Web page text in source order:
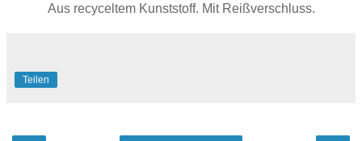
Aus recyceltem Kunststoff. Mit Reißverschluss.
Teilen